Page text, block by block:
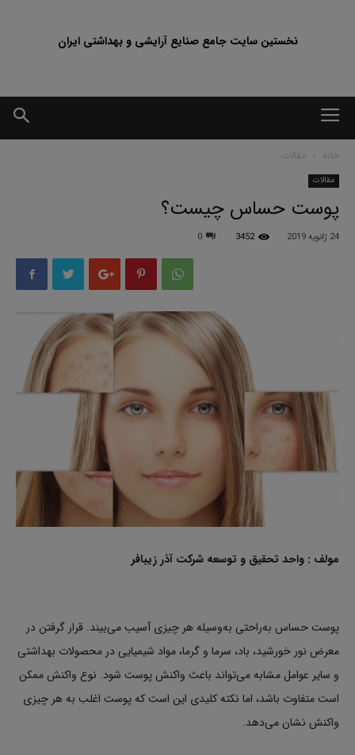
نخستین سایت جامع صنایع آرایشی و بهداشتی ایران
خانه مقالات
مقالات
پوست حساس چیست؟
24 ژانویه 2019 3452
0
مولف : واحد تحقیق و توسعه شرکت آذر زیبافر
پوست حساس به‌راحتی به‌وسیله هر چیزی آسیب می‌بیند. قرار گرفتن در
معرض نور خورشید، باد، سرما و گرما، مواد شیمیایی در محصولات بهداشتی
و سایر عوامل مشابه می‌تواند باعث واکنش پوست شود. نوع واکنش ممکن
است متفاوت باشد، اما نکته کلیدی این است که پوست اغلب به هر چیزی
واکنش نشان می‌دهد.